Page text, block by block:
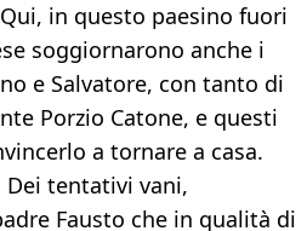
in questo paesino fuori
soggiornarono anche i
e Salvatore, con tanto di
Porzio Catone, e questi
a tornare a casa.
Dei tentativi vani,
Fausto che in qualità di